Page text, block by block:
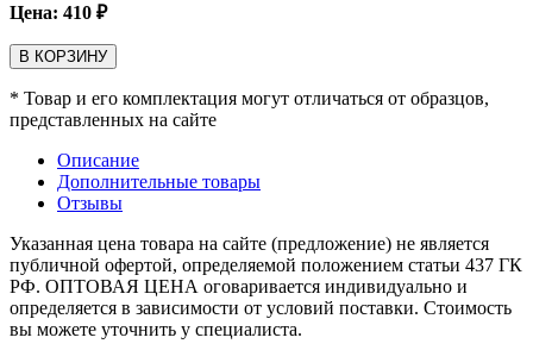
Цена: 410 ₽
В КОРЗИНУ
* Товар и его комплектация могут отличаться от образцов,
представленных на сайте
Описание
Дополнительные товары
Отзывы
Указанная цена товара на сайте (предложение) не является
публичной офертой, определяемой положением статьи 437 ГК
РФ. ОПТОВАЯ ЦЕНА оговаривается индивидуально и
определяется в зависимости от условий поставки. Стоимость
вы можете уточнить у специалиста.